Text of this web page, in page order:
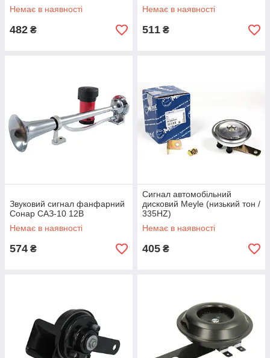
Немає в наявності
482 ₴
Немає в наявності
511 ₴
Звуковий сигнал фанфарний
Сонар САЗ-10 12В
Немає в наявності
574 ₴
Сигнал автомобільний
дисковий Meyle (низький тон /
335HZ)
Немає в наявності
405 ₴